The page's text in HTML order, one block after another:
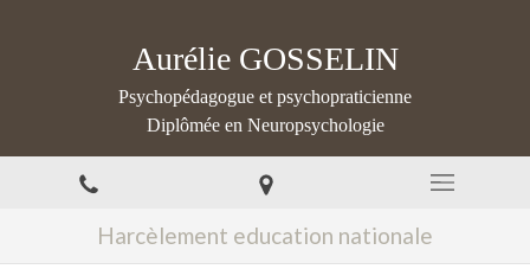
Aurélie GOSSELIN
Psychopédagogue et psychopraticienne
Diplômée en Neuropsychologie
Harcèlement education nationale